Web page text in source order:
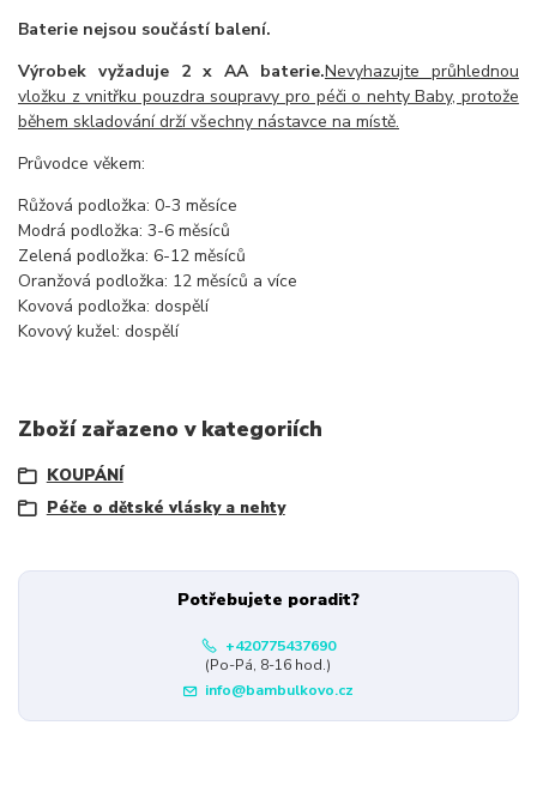
Baterie nejsou součástí balení.
Výrobek vyžaduje 2 x AA baterie.Nevyhazujte průhlednou
vložku z vnitřku pouzdra soupravy pro péči o nehty Baby, protože
během skladování drží všechny nástavce na místě.
Průvodce věkem:
Růžová podložka: 0-3 měsíce
Modrá podložka: 3-6 měsíců
Zelená podložka: 6-12 měsíců
Oranžová podložka: 12 měsíců a více
Kovová podložka: dospělí
Kovový kužel: dospělí
Zboží zařazeno v kategoriích
KOUPÁNÍ
Péče o dětské vlásky a nehty
Potřebujete poradit?
+420775437690
(Po-Pá, 8-16 hod.)
info@bambulkovo.cz